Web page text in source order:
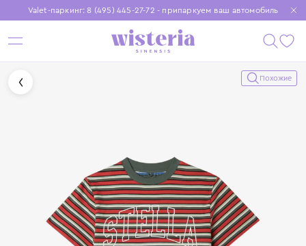
Valet-паркинг: 8 (495) 445-27-72 - припаркуем ваш автомобиль
Бесплатная доставка при заказе от 15 000 ₽
Установите приложение, чтобы покупки были еще удобнее
Похожие